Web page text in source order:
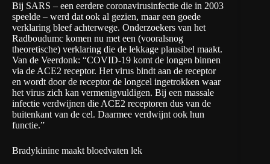
Bij SARS – een eerdere coronavirusinfectie die in 2003
speelde – werd dat ook al gezien, maar een goede
verklaring bleef achterwege. Onderzoekers van het
Radboudumc komen nu met een (vooralsnog
theoretische) verklaring die de lekkage plausibel maakt.
Van de Veerdonk: “COVID-19 komt de longen binnen
via de ACE2 receptor. Het virus bindt aan de receptor
en wordt door de receptor de longcel ingetrokken waar
het virus zich kan vermenigvuldigen. Bij een massale
infectie verdwijnen die ACE2 receptoren dus van de
buitenkant van de cel. Daarmee verdwijnt ook hun
functie.”
Bradykinine maakt bloedvaten lek